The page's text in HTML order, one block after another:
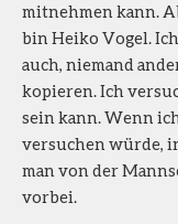
mitnehmen kann.
bin Heiko Vogel.
auch, niemand
kopieren. Ich
sein kann. Wenn
versuchen würde,
man von der
vorbei.